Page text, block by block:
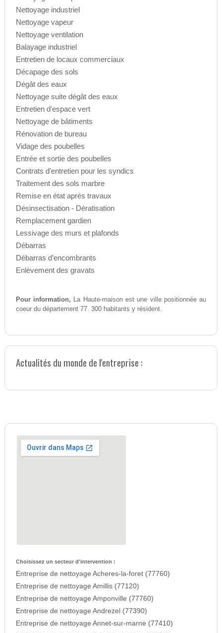
Nettoyage industriel
Nettoyage vapeur
Nettoyage ventilation
Balayage industriel
Entretien de locaux commerciaux
Décapage des sols
Dégât des eaux
Nettoyage suite dégât des eaux
Entretien d'espace vert
Nettoyage de bâtiments
Rénovation de bureau
Vidage des poubelles
Entrée et sortie des poubelles
Contrats d'entretien pour les syndics
Traitement des sols marbre
Remise en état aprés travaux
Désinsectisation - Dératisation
Remplacement gardien
Lessivage des murs et plafonds
Débarras
Débarras d’encombrants
Enlèvement des gravats
Pour information, La Haute-maison est une ville positionnée au
coeur du département 77. 300 habitants y résident.
Actualités du monde de l'entreprise :
Choisissez un secteur d'intervention :
Entreprise de nettoyage Acheres-la-foret (77760)
Entreprise de nettoyage Amillis (77120)
Entreprise de nettoyage Amponville (77760)
Entreprise de nettoyage Andrezel (77390)
Entreprise de nettoyage Annet-sur-marne (77410)